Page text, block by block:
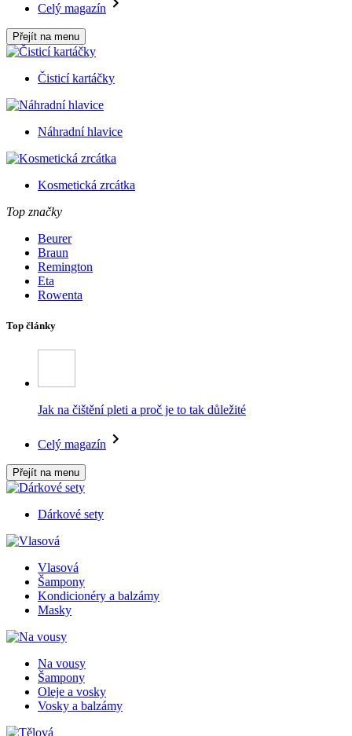
Celý magazín
Přejít na menu
Čisticí kartáčky
Náhradní hlavice
Kosmetická zrcátka
Top značky
Beurer
Braun
Remington
Eta
Rowenta
Top články
Jak na čištění pleti a proč je to tak důležité
Celý magazín
Přejít na menu
Dárkové sety
Vlasová
Šampony
Kondicionéry a balzámy
Masky
Na vousy
Šampony
Oleje a vosky
Vosky a balzámy